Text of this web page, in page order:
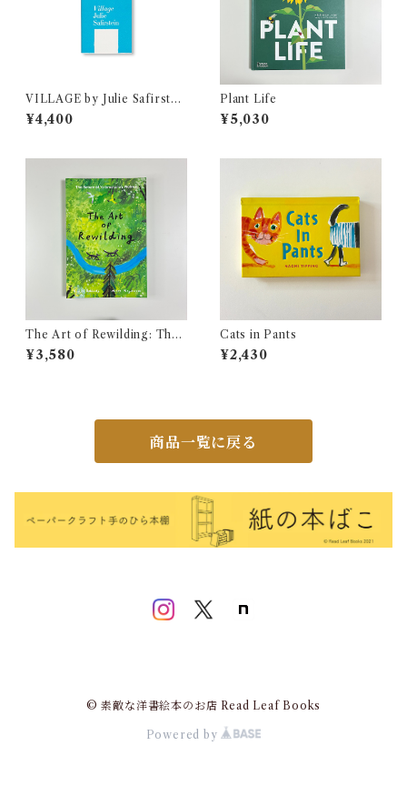
VILLAGE by Julie Safirstei
n
¥4,400
Plant Life
¥5,030
The Art of Rewilding: The
Return of Yellowstone's W
olves
¥3,580
Cats in Pants
¥2,430
商品一覧に戻る
© 素敵な洋書絵本のお店 Read Leaf Books
Powered by